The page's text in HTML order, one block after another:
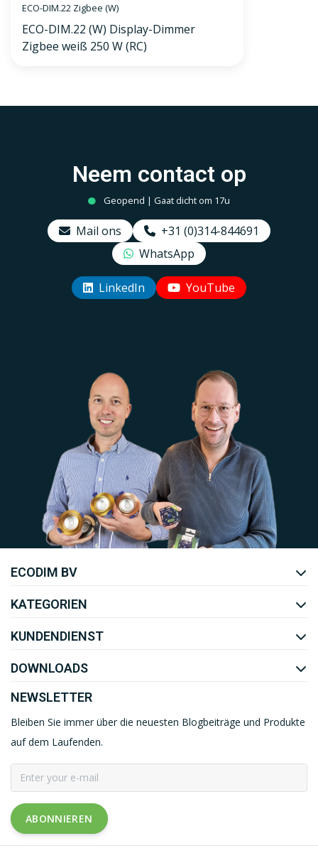
ECO-DIM.22 Zigbee (W)
ECO-DIM.22 (W) Display-Dimmer
Zigbee weiß 250 W (RC)
Neem contact op
Geopend | Gaat dicht om 17u
Mail ons
+31 (0)314-844691
WhatsApp
LinkedIn YouTube
Uw EcoDim team
ECODIM BV
KATEGORIEN
KUNDENDIENST
DOWNLOADS
NEWSLETTER
Bleiben Sie immer über die neuesten Blogbeiträge und Produkte
auf dem Laufenden.
ABONNIEREN